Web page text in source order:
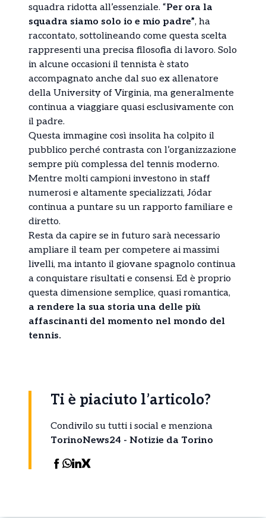
squadra ridotta all’essenziale. “Per ora la
squadra siamo solo io e mio padre”, ha
raccontato, sottolineando come questa scelta
rappresenti una precisa filosofia di lavoro. Solo
in alcune occasioni il tennista è stato
accompagnato anche dal suo ex allenatore
della University of Virginia, ma generalmente
continua a viaggiare quasi esclusivamente con
il padre.
Questa immagine così insolita ha colpito il
pubblico perché contrasta con l’organizzazione
sempre più complessa del tennis moderno.
Mentre molti campioni investono in staff
numerosi e altamente specializzati, Jódar
continua a puntare su un rapporto familiare e
diretto.
Resta da capire se in futuro sarà necessario
ampliare il team per competere ai massimi
livelli, ma intanto il giovane spagnolo continua
a conquistare risultati e consensi. Ed è proprio
questa dimensione semplice, quasi romantica,
a rendere la sua storia una delle più
affascinanti del momento nel mondo del
tennis.
Ti è piaciuto l’articolo?
Condivilo su tutti i social e menziona
TorinoNews24 - Notizie da Torino